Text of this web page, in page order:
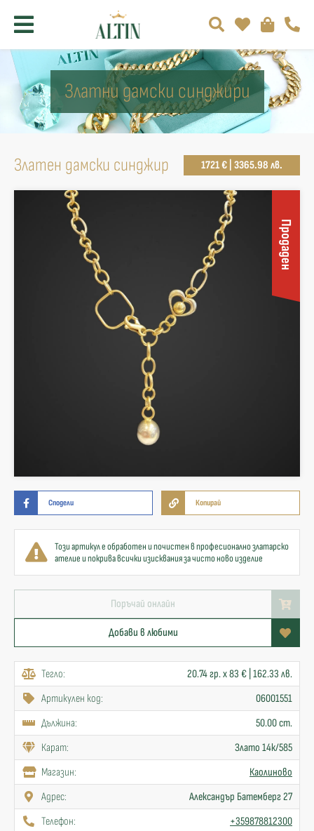
Златни дамски синджири
Златен дамски синджир 1721 € | 3365.98 лв.
Продаден
Сподели Копирай
Този артикул е обработен и почистен в професионално златарско
ателие и покрива всички изисквания за чисто ново изделие
Поръчай онлайн
Добави в любими
Тегло:
20.74 гр. x 83 € | 162.33 лв.
Артикулен код:
06001551
Дължина:
50.00 cm.
Карат:
Злато 14к/585
Mагазин:
Каолиново
Адрес:
Александър Батемберг 27
Телефон:
+359878812300